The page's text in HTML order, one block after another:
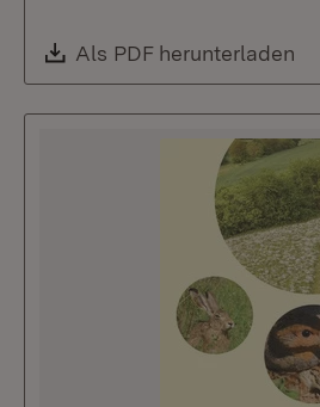
Download:
Als PDF herunterladen